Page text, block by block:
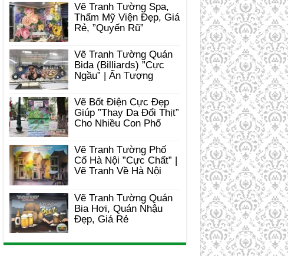
Vẽ Tranh Tường Spa,
Thẩm Mỹ Viện Đẹp, Giá
Rẻ, ”Quyến Rũ”
Vẽ Tranh Tường Quán
Bida (Billiards) ”Cực
Ngầu” | Ấn Tượng
Vẽ Bốt Điện Cực Đẹp
Giúp ”Thay Da Đổi Thịt”
Cho Nhiều Con Phố
Vẽ Tranh Tường Phố
Cổ Hà Nội ”Cực Chất” |
Vẽ Tranh Về Hà Nội
Vẽ Tranh Tường Quán
Bia Hơi, Quán Nhậu
Đẹp, Giá Rẻ